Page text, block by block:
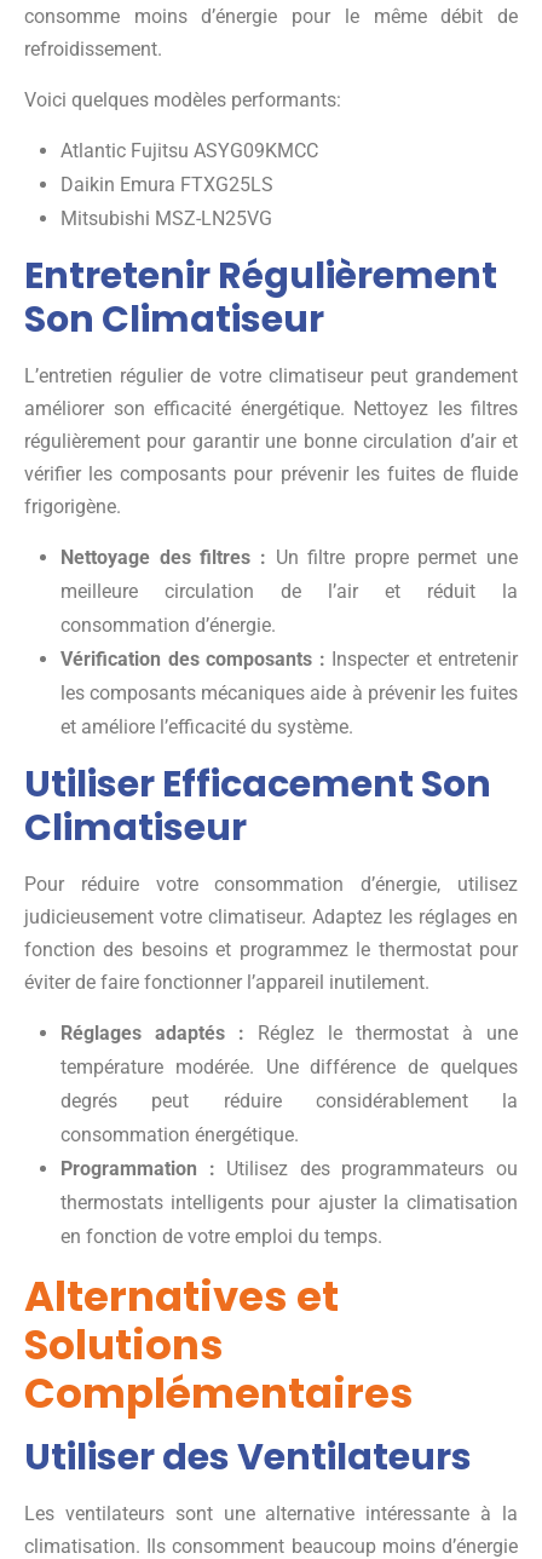
consomme moins d’énergie pour le même débit de
refroidissement.
Voici quelques modèles performants:
Atlantic Fujitsu ASYG09KMCC
Daikin Emura FTXG25LS
Mitsubishi MSZ-LN25VG
Entretenir Régulièrement
Son Climatiseur
L’entretien régulier de votre climatiseur peut grandement
améliorer son efficacité énergétique. Nettoyez les filtres
régulièrement pour garantir une bonne circulation d’air et
vérifier les composants pour prévenir les fuites de fluide
frigorigène.
Nettoyage des filtres : Un filtre propre permet une
meilleure circulation de l’air et réduit la
consommation d’énergie.
Vérification des composants : Inspecter et entretenir
les composants mécaniques aide à prévenir les fuites
et améliore l’efficacité du système.
Utiliser Efficacement Son
Climatiseur
Pour réduire votre consommation d’énergie, utilisez
judicieusement votre climatiseur. Adaptez les réglages en
fonction des besoins et programmez le thermostat pour
éviter de faire fonctionner l’appareil inutilement.
Réglages adaptés : Réglez le thermostat à une
température modérée. Une différence de quelques
degrés peut réduire considérablement la
consommation énergétique.
Programmation : Utilisez des programmateurs ou
thermostats intelligents pour ajuster la climatisation
en fonction de votre emploi du temps.
Alternatives et
Solutions
Complémentaires
Utiliser des Ventilateurs
Les ventilateurs sont une alternative intéressante à la
climatisation. Ils consomment beaucoup moins d’énergie